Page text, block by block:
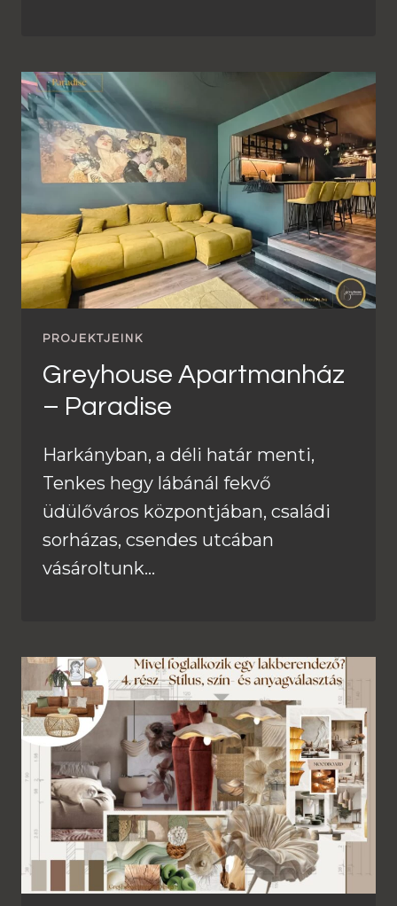
PROJEKTJEINK
Greyhouse Apartmanház
– Paradise
Harkányban, a déli határ menti,
Tenkes hegy lábánál fekvő
üdülőváros központjában, családi
sorházas, csendes utcában
vásároltunk…